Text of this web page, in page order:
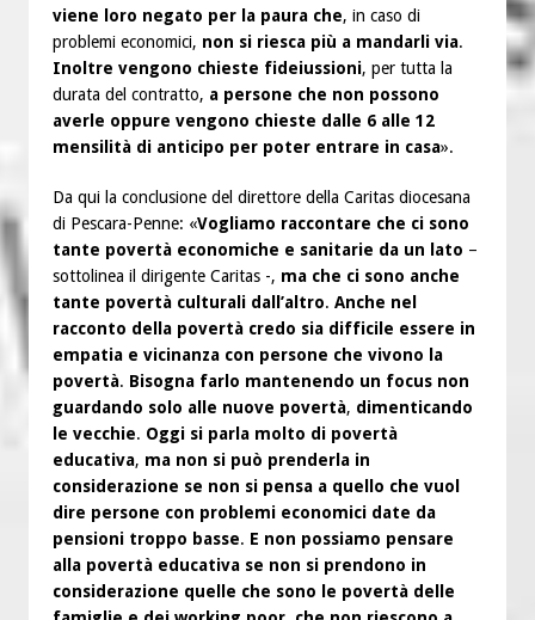
viene loro negato per la paura che, in caso di
problemi economici, non si riesca più a mandarli via.
Inoltre vengono chieste fideiussioni, per tutta la
durata del contratto, a persone che non possono
averle oppure vengono chieste dalle 6 alle 12
mensilità di anticipo per poter entrare in casa».
Da qui la conclusione del direttore della Caritas diocesana
di Pescara-Penne: «Vogliamo raccontare che ci sono
tante povertà economiche e sanitarie da un lato –
sottolinea il dirigente Caritas -, ma che ci sono anche
tante povertà culturali dall’altro. Anche nel
racconto della povertà credo sia difficile essere in
empatia e vicinanza con persone che vivono la
povertà. Bisogna farlo mantenendo un focus non
guardando solo alle nuove povertà, dimenticando
le vecchie. Oggi si parla molto di povertà
educativa, ma non si può prenderla in
considerazione se non si pensa a quello che vuol
dire persone con problemi economici date da
pensioni troppo basse. E non possiamo pensare
alla povertà educativa se non si prendono in
considerazione quelle che sono le povertà delle